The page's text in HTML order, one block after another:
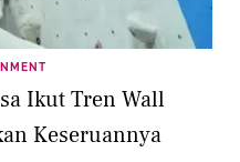
Ikut Tren Wall
Keseruannya